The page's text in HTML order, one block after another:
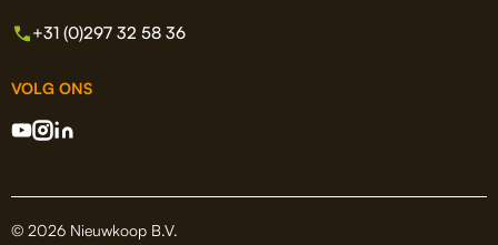
+31 (0)297 32 58 36
VOLG ONS
© 2026 Nieuwkoop B.V.